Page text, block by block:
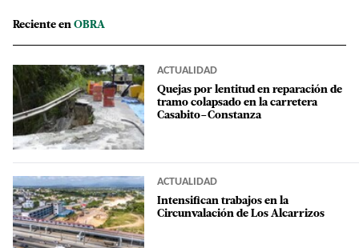
Reciente en OBRA
ACTUALIDAD
Quejas por lentitud en reparación de
tramo colapsado en la carretera
Casabito–Constanza
ACTUALIDAD
Intensifican trabajos en la
Circunvalación de Los Alcarrizos